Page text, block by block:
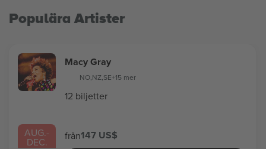
Populära Artister
AUG.-
DEC.
Macy Gray
NO,NZ,SE+15 mer
12 biljetter
från147 US$